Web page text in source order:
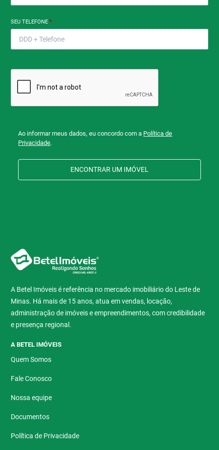
SEU TELEFONE*
Ao informar meus dados, eu concordo com a Política de
Privacidade.
ENCONTRAR UM IMÓVEL
A Betel Imóveis é referência no mercado imobiliário do Leste de
Minas. Há mais de 15 anos, atua em vendas, locação,
administração de imóveis e empreendimentos, com credibilidade
e presença regional.
A BETEL IMÓVEIS
Quem Somos
Fale Conosco
Nossa equipe
Documentos
Política de Privacidade